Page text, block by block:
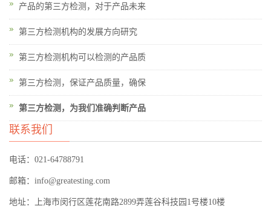
产品的第三方检测，对于产品未来
第三方检测机构的发展方向研究
第三方检测机构可以检测的产品质
第三方检测，保证产品质量，确保
第三方检测，为我们准确判断产品
联系我们
电话：021-64788791
邮箱：info@greatesting.com
地址：上海市闵行区莲花南路2899弄莲谷科技园1号楼10楼